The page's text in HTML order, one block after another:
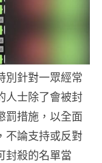
別針對一眾經常
人士除了會被封
罰措施，以全面
不論支持或反對
封殺的名單當